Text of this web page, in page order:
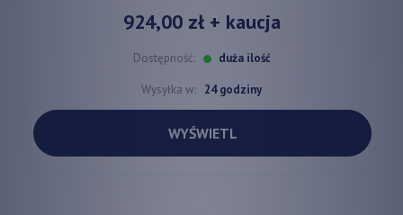
924,00 zł+ kaucja
Dostępność: duża ilość
Wysyłka w: 24 godziny
WYŚWIETL